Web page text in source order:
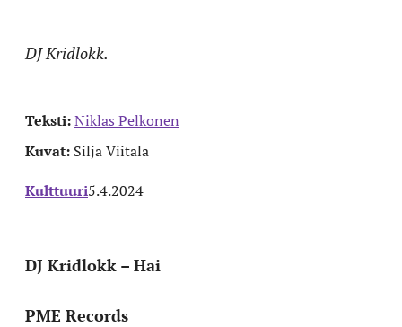
DJ Kridlokk.
Teksti:Niklas Pelkonen
Kuvat: Silja Viitala
Kulttuuri5.4.2024
DJ Kridlokk – Hai
PME Records